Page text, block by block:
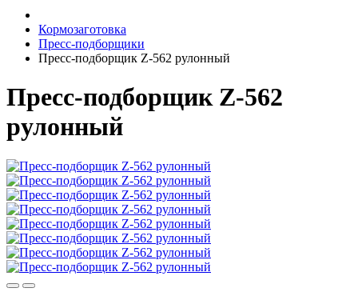
Кормозаготовка
Пресс-подборщики
Пресс-подборщик Z-562 рулонный
Пресс-подборщик Z-562
рулонный